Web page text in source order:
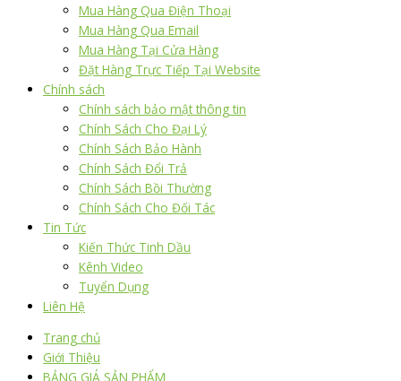
Mua Hàng Qua Điện Thoại
Mua Hàng Qua Email
Mua Hàng Tại Cửa Hàng
Đặt Hàng Trực Tiếp Tại Website
Chính sách
Chính sách bảo mật thông tin
Chính Sách Cho Đại Lý
Chính Sách Bảo Hành
Chính Sách Đổi Trả
Chính Sách Bồi Thường
Chính Sách Cho Đối Tác
Tin Tức
Kiến Thức Tinh Dầu
Kênh Video
Tuyển Dụng
Liên Hệ
Trang chủ
Giới Thiệu
BẢNG GIÁ SẢN PHẨM